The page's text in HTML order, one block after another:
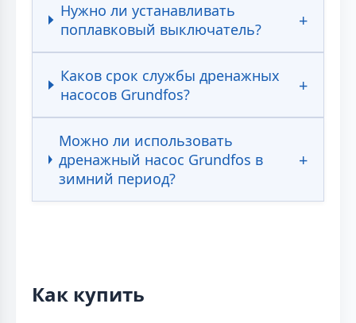
Нужно ли устанавливать
поплавковый выключатель?
Каков срок службы дренажных
насосов Grundfos?
Можно ли использовать
дренажный насос Grundfos в
зимний период?
Как купить